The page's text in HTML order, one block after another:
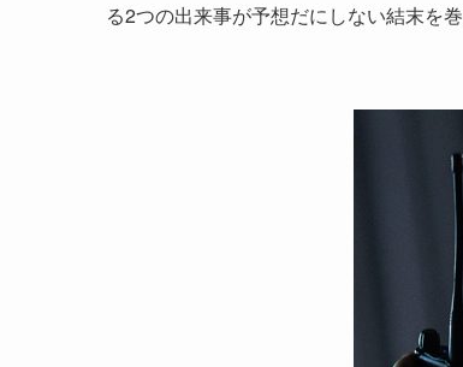
る2つの出来事が予想だにしない結末を